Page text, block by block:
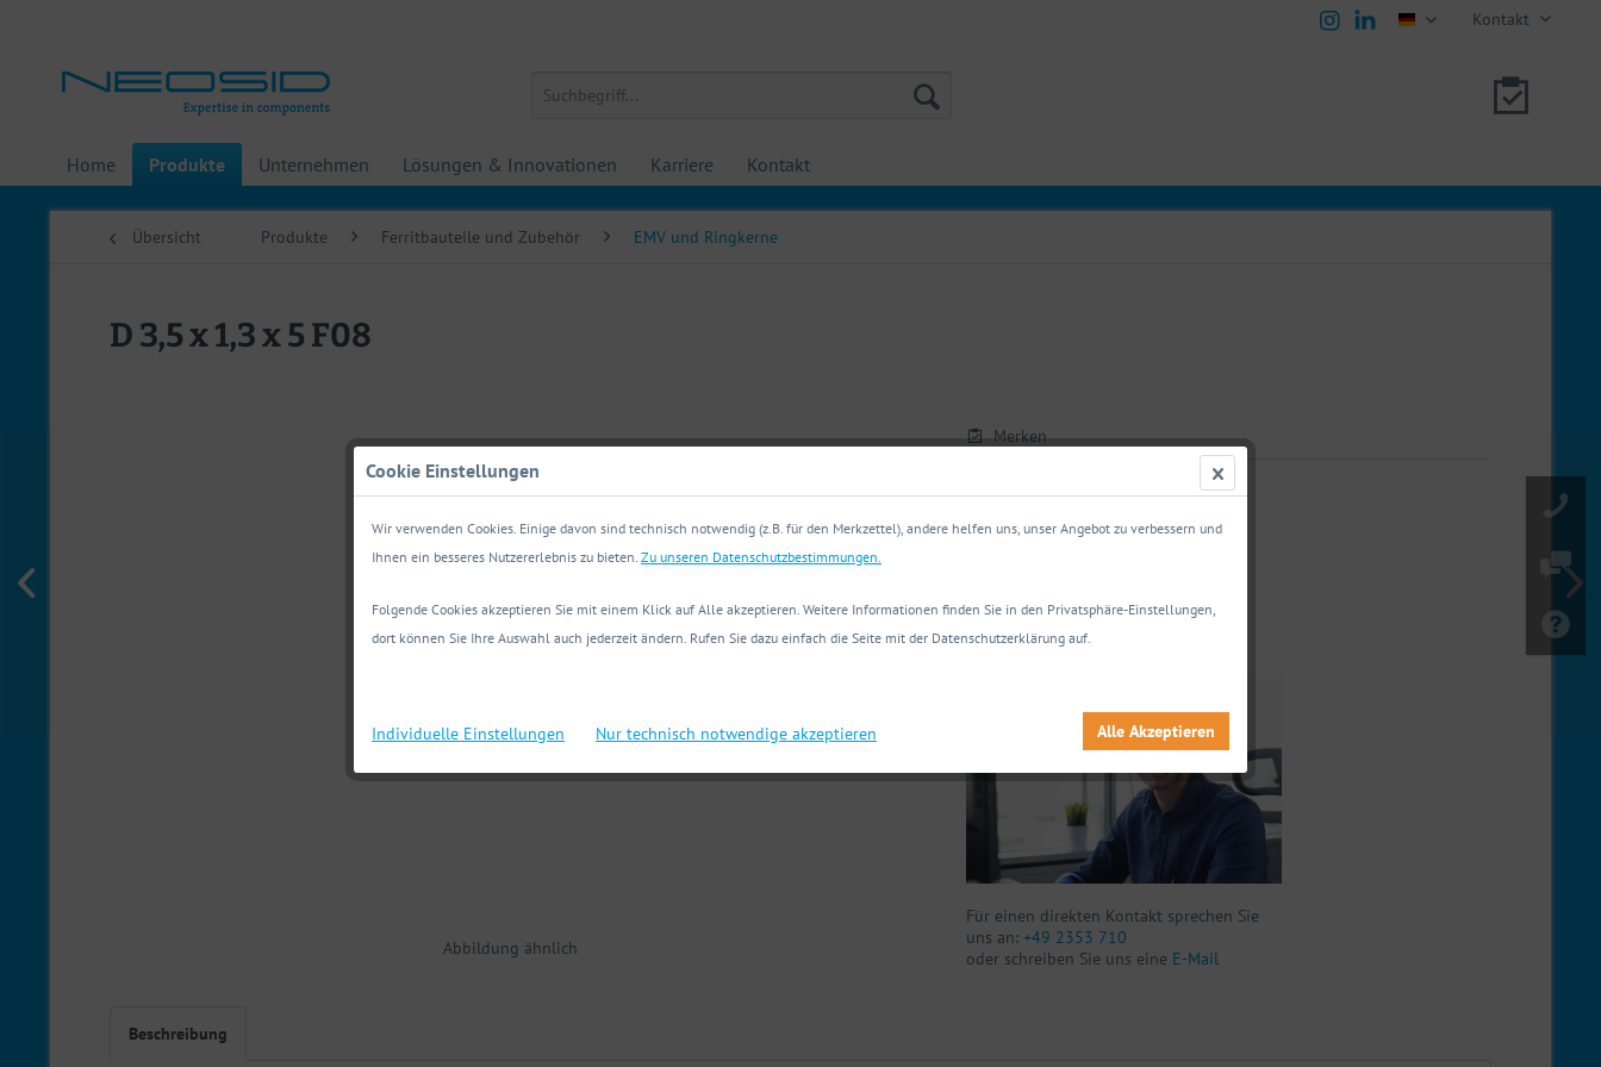
deutsch Kontakt
Home Produkte Unternehmen Lösungen & Innovationen Karriere Kontakt
Übersicht Produkte Ferritbauteile und Zubehör EMV und Ringkerne
D 3,5 x 1,3 x 5 F08
Abbildung ähnlich
Merken
11117401
Sie haben Fragen zu diesem Produkt?
Wir helfen Ihnen gerne weiter.
Für einen direkten Kontakt sprechen Sie
uns an:+49 2353 710
oder schreiben Sie uns eine E-Mail
Beschreibung
Cookie Einstellungen
Wir verwenden Cookies. Einige davon sind technisch notwendig (z.B. für den Merkzettel), andere helfen uns, unser Angebot zu verbessern und
Ihnen ein besseres Nutzererlebnis zu bieten. Zu unseren Datenschutzbestimmungen.
Folgende Cookies akzeptieren Sie mit einem Klick auf Alle akzeptieren. Weitere Informationen finden Sie in den Privatsphäre-Einstellungen,
dort können Sie Ihre Auswahl auch jederzeit ändern. Rufen Sie dazu einfach die Seite mit der Datenschutzerklärung auf.
Individuelle Einstellungen Nur technisch notwendige akzeptieren Alle Akzeptieren